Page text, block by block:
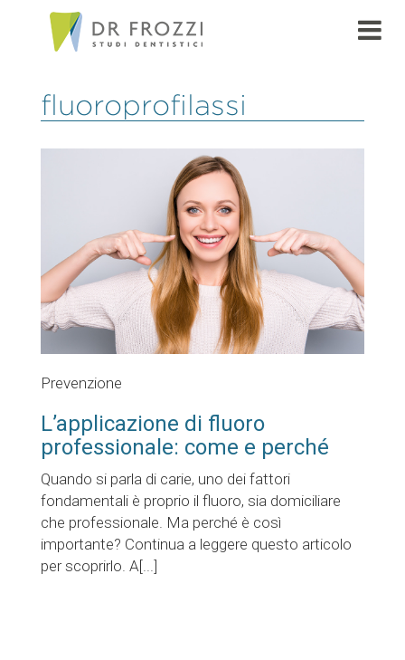
fluoroprofilassi
Prevenzione
L’applicazione di fluoro
professionale: come e perché
Quando si parla di carie, uno dei fattori
fondamentali è proprio il fluoro, sia domiciliare
che professionale. Ma perché è così
importante? Continua a leggere questo articolo
per scoprirlo. A[...]